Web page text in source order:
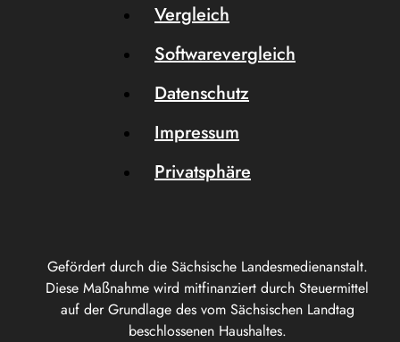
Gefördert durch die Sächsische Landesmedienanstalt.
Diese Maßnahme wird mitfinanziert durch Steuermittel
auf der Grundlage des vom Sächsischen Landtag
beschlossenen Haushaltes.
Vergleich
Softwarevergleich
Datenschutz
Impressum
Privatsphäre